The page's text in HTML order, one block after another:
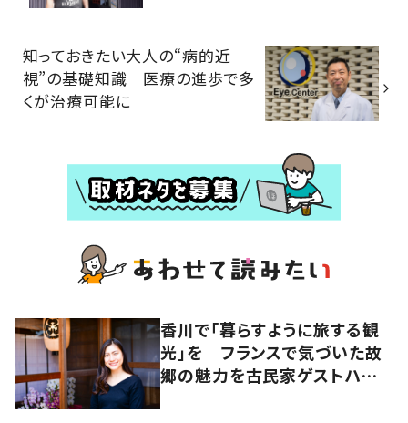
知っておきたい大人の“病的近
視”の基礎知識 医療の進歩で多
くが治療可能に
香川で「暮らすように旅する観
光」を フランスで気づいた故
郷の魅力を古民家ゲストハウス